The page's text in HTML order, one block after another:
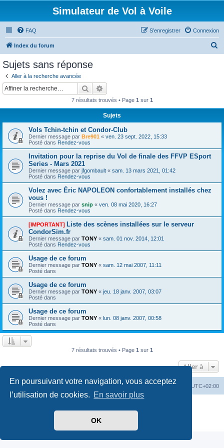
En poursuivant votre navigation, vous acceptez
l’utilisation de cookies. En savoir plus
OK
Simulateur de Vol à Voile
FAQ Connexion
S’enregistrer
Index du forum
Sujets sans réponse
Aller à la recherche avancée
Rechercher
7 résultats trouvés • Page 1 sur 1
Sujets
Vols Tchin-tchin et Condor-Club
Dernier message par Bre901 « ven. 23 sept. 2022, 15:33
Posté dans Rendez-vous
Invitation pour la reprise du Vol de finale des FFVP ESport
Series - Mars 2021
Dernier message par jfgombault « sam. 13 mars 2021, 01:42
Posté dans Rendez-vous
Volez avec Éric NAPOLEON confortablement installés chez
vous !
Dernier message par snip « ven. 08 mai 2020, 16:27
Posté dans Rendez-vous
[IMPORTANT] Liste des scènes installées sur le serveur
CondorSim.fr
Dernier message par TONY « sam. 01 nov. 2014, 12:01
Posté dans Rendez-vous
Usage de ce forum
Dernier message par TONY « sam. 12 mai 2007, 11:11
Posté dans
Usage de ce forum
Dernier message par TONY « jeu. 18 janv. 2007, 03:07
Posté dans
Usage de ce forum
Dernier message par TONY « lun. 08 janv. 2007, 00:58
Posté dans
7 résultats trouvés • Page 1 sur 1
Aller à
Index du forum Heures au format UTC+02:00
Supprimer les cookies
phpBB-fr.com
Confidentialité